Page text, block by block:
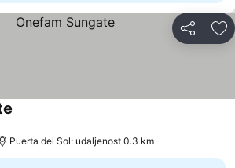
Deli
Puerta del Sol: udaljenost 0.3 km